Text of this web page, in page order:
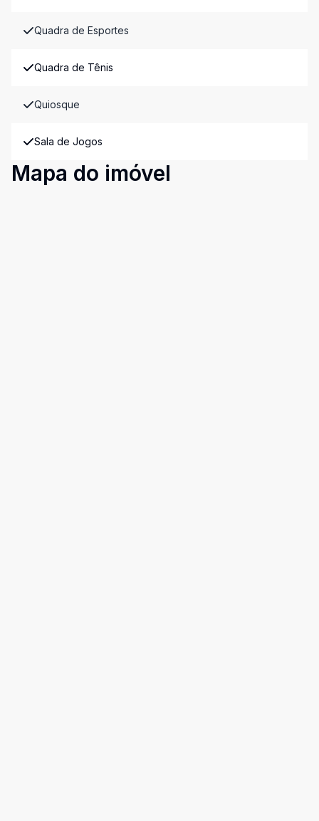
Quadra de Esportes
Quadra de Tênis
Quiosque
Sala de Jogos
Mapa do imóvel